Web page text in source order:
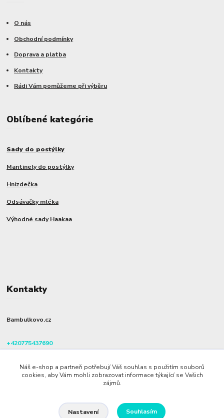
O nás
Obchodní podmínky
Doprava a platba
Kontakty
Rádi Vám pomůžeme při výběru
Oblíbené kategórie
Sady do postýlky
Mantinely do postýlky
Hnízdečka
Odsávačky mléka
Výhodné sady Haakaa
Kontakty
Bambulkovo.cz
+420775437690
info@bambulkovo.cz
Náš e-shop a partneři potřebují Váš souhlas s použitím souborů
cookies, aby Vám mohli zobrazovat informace týkající se Vašich
zájmů.
Nastavení Souhlasím